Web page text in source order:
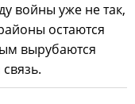
войны уже не так,
остаются
вырубаются